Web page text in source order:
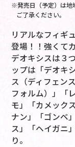
※発売日（予定）は地
ご了承ください。
リアルなフィギ
登場！！強くて
デオキシスは３
ップは「デオキ
ス（ディフェン
フォルム）」「
モ」「カメック
ナン」「ゴンベ
ス」「ヘイガニ
り。